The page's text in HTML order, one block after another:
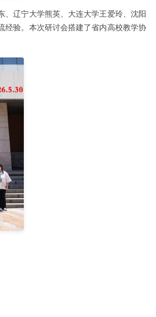
辽宁大学熊英、大连大学王爱玲、沈阳
经验。本次研讨会搭建了省内高校教学协